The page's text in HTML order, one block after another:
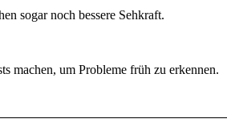
sogar noch bessere Sehkraft.
machen, um Probleme früh zu erkennen.